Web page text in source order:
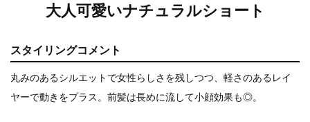
大人可愛いナチュラルショート
スタイリングコメント
丸みのあるシルエットで女性らしさを残しつつ、軽さのあるレイ
ヤーで動きをプラス。前髪は長めに流して小顔効果も◎。